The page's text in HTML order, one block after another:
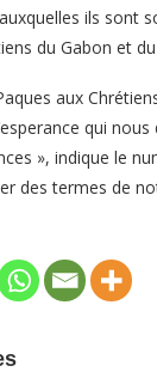
ils sont
du Gabon et
aux
qui
», indique le
des termes de